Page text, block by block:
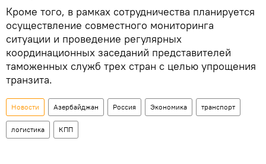
Кроме того, в рамках сотрудничества планируется
осуществление совместного мониторинга
ситуации и проведение регулярных
координационных заседаний представителей
таможенных служб трех стран с целью упрощения
транзита.
Новости Азербайджан Россия Экономика транспорт
логистика КПП